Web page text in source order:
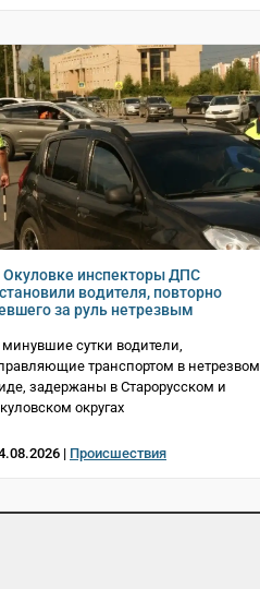
Окуловке инспекторы ДПС
водителя, повторно
за руль нетрезвым
минувшие сутки водители,
транспортом в нетрезвом
задержаны в Старорусском и
округах
| Происшествия